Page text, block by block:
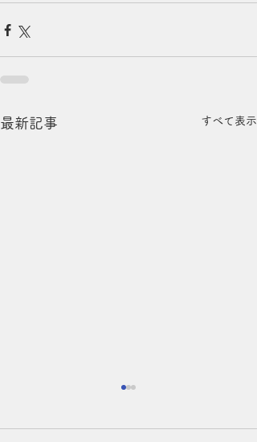
最新記事 すべて表示
でも乾燥しています！